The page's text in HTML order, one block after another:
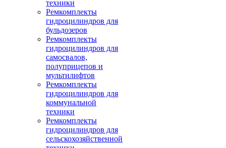
техники
Ремкомплекты
гидроцилиндров для
бульдозеров
Ремкомплекты
гидроцилиндров для
самосвалов,
полуприцепов и
мультилифтов
Ремкомплекты
гидроцилиндров для
коммунальной
техники
Ремкомплекты
гидроцилиндров для
сельскохозяйственной